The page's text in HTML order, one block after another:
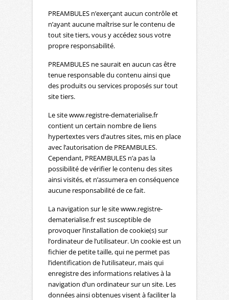
PREAMBULES n’exerçant aucun contrôle et
n’ayant aucune maîtrise sur le contenu de
tout site tiers, vous y accédez sous votre
propre responsabilité.
PREAMBULES ne saurait en aucun cas être
tenue responsable du contenu ainsi que
des produits ou services proposés sur tout
site tiers.
Le site www.registre-dematerialise.fr
contient un certain nombre de liens
hypertextes vers d’autres sites, mis en place
avec l’autorisation de PREAMBULES.
Cependant, PREAMBULES n’a pas la
possibilité de vérifier le contenu des sites
ainsi visités, et n’assumera en conséquence
aucune responsabilité de ce fait.
La navigation sur le site www.registre-
dematerialise.fr est susceptible de
provoquer l’installation de cookie(s) sur
l’ordinateur de l’utilisateur. Un cookie est un
fichier de petite taille, qui ne permet pas
l’identification de l’utilisateur, mais qui
enregistre des informations relatives à la
navigation d’un ordinateur sur un site. Les
données ainsi obtenues visent à faciliter la